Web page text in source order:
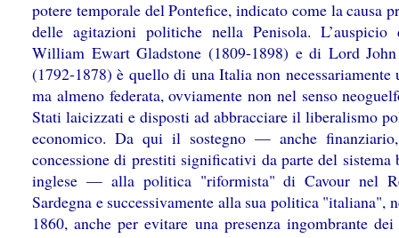
potere temporale del Pontefice, indicato come la causa
delle agitazioni politiche nella Penisola.
William Ewart Gladstone (1809-1898) e di Lord
(1792-1878) è quello di una Italia non necessariamente
ma almeno federata, ovviamente non nel senso
Stati laicizzati e disposti ad abbracciare il liberalismo
economico. Da qui il sostegno — anche
concessione di prestiti significativi da parte del sistema
inglese — alla politica "riformista" di Cavour nel
Sardegna e successivamente alla sua politica "italiana",
1860, anche per evitare una presenza ingombrante